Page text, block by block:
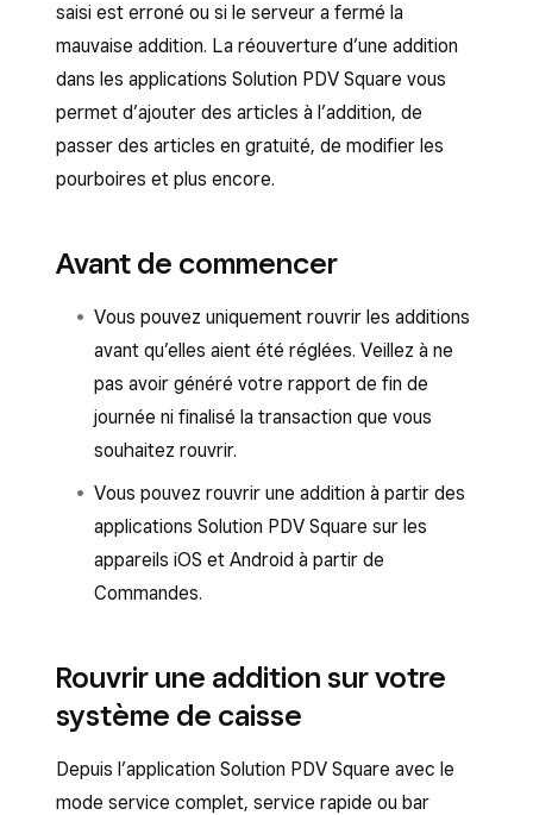
saisi est erroné ou si le serveur a fermé la
mauvaise addition. La réouverture d’une addition
dans les applications Solution PDV Square vous
permet d’ajouter des articles à l’addition, de
passer des articles en gratuité, de modifier les
pourboires et plus encore.
Avant de commencer
Vous pouvez uniquement rouvrir les additions
avant qu’elles aient été réglées. Veillez à ne
pas avoir généré votre rapport de fin de
journée ni finalisé la transaction que vous
souhaitez rouvrir.
Vous pouvez rouvrir une addition à partir des
applications Solution PDV Square sur les
appareils iOS et Android à partir de
Commandes.
Rouvrir une addition sur votre
système de caisse
Depuis l’application Solution PDV Square avec le
mode service complet, service rapide ou bar